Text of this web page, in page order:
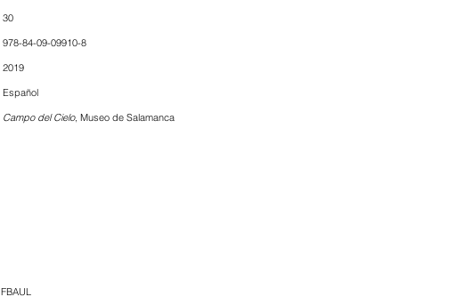
30
978-84-09-09910-8
2019
Español
Campo del Cielo, Museo de Salamanca
FBAUL